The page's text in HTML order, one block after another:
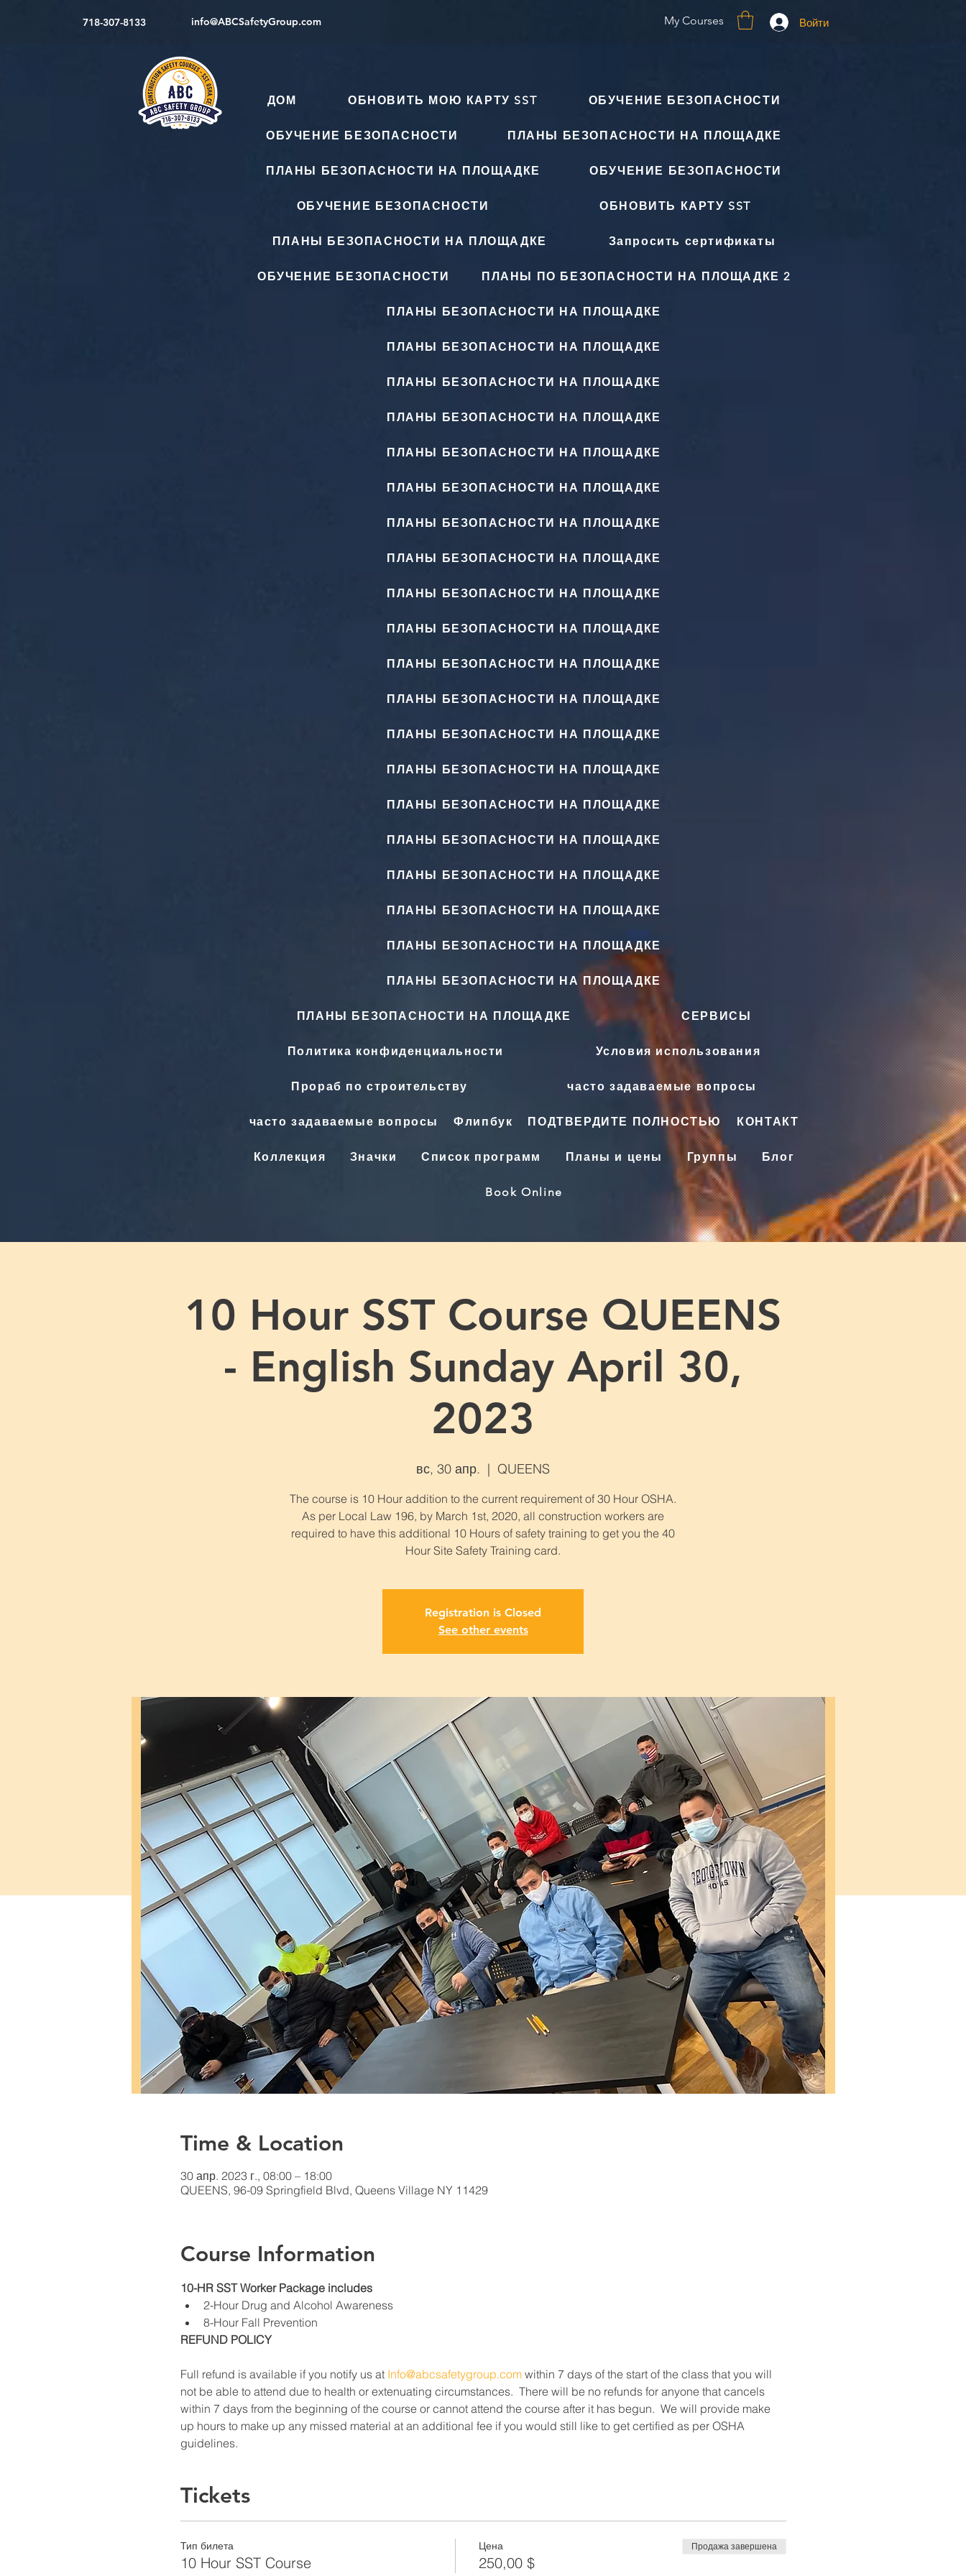
718-307-8133 info@ABCSafetyGroup.com My Courses Войти
ДОМ ОБНОВИТЬ МОЮ КАРТУ SST ОБУЧЕНИЕ БЕЗОПАСНОСТИ
ОБУЧЕНИЕ БЕЗОПАСНОСТИ ПЛАНЫ БЕЗОПАСНОСТИ НА ПЛОЩАДКЕ
ПЛАНЫ БЕЗОПАСНОСТИ НА ПЛОЩАДКЕ ОБУЧЕНИЕ БЕЗОПАСНОСТИ
ОБУЧЕНИЕ БЕЗОПАСНОСТИ ОБНОВИТЬ КАРТУ SST
ПЛАНЫ БЕЗОПАСНОСТИ НА ПЛОЩАДКЕ Запросить сертификаты
ОБУЧЕНИЕ БЕЗОПАСНОСТИ ПЛАНЫ ПО БЕЗОПАСНОСТИ НА ПЛОЩАДКЕ 2
ПЛАНЫ БЕЗОПАСНОСТИ НА ПЛОЩАДКЕ
ПЛАНЫ БЕЗОПАСНОСТИ НА ПЛОЩАДКЕ
ПЛАНЫ БЕЗОПАСНОСТИ НА ПЛОЩАДКЕ
ПЛАНЫ БЕЗОПАСНОСТИ НА ПЛОЩАДКЕ
ПЛАНЫ БЕЗОПАСНОСТИ НА ПЛОЩАДКЕ
ПЛАНЫ БЕЗОПАСНОСТИ НА ПЛОЩАДКЕ
ПЛАНЫ БЕЗОПАСНОСТИ НА ПЛОЩАДКЕ
ПЛАНЫ БЕЗОПАСНОСТИ НА ПЛОЩАДКЕ
ПЛАНЫ БЕЗОПАСНОСТИ НА ПЛОЩАДКЕ
ПЛАНЫ БЕЗОПАСНОСТИ НА ПЛОЩАДКЕ
ПЛАНЫ БЕЗОПАСНОСТИ НА ПЛОЩАДКЕ
ПЛАНЫ БЕЗОПАСНОСТИ НА ПЛОЩАДКЕ
ПЛАНЫ БЕЗОПАСНОСТИ НА ПЛОЩАДКЕ
ПЛАНЫ БЕЗОПАСНОСТИ НА ПЛОЩАДКЕ
ПЛАНЫ БЕЗОПАСНОСТИ НА ПЛОЩАДКЕ
ПЛАНЫ БЕЗОПАСНОСТИ НА ПЛОЩАДКЕ
ПЛАНЫ БЕЗОПАСНОСТИ НА ПЛОЩАДКЕ
ПЛАНЫ БЕЗОПАСНОСТИ НА ПЛОЩАДКЕ
ПЛАНЫ БЕЗОПАСНОСТИ НА ПЛОЩАДКЕ
ПЛАНЫ БЕЗОПАСНОСТИ НА ПЛОЩАДКЕ
ПЛАНЫ БЕЗОПАСНОСТИ НА ПЛОЩАДКЕ СЕРВИСЫ
Политика конфиденциальности Условия использования
Прораб по строительству часто задаваемые вопросы
часто задаваемые вопросы Флипбук ПОДТВЕРДИТЕ ПОЛНОСТЬЮ КОНТАКТ
Коллекция Значки Список программ Планы и цены Группы Блог
Book Online
10 Hour SST Course QUEENS
- English Sunday April 30,
2023
вс, 30 апр.
  |
QUEENS
The course is 10 Hour addition to the current requirement of 30 Hour OSHA.
As per Local Law 196, by March 1st, 2020, all construction workers are
required to have this additional 10 Hours of safety training to get you the 40
Hour Site Safety Training card.
Registration is Closed
See other events
Time & Location
30 апр. 2023 г., 08:00 – 18:00
QUEENS, 96-09 Springfield Blvd, Queens Village NY 11429
Course Information
10-HR SST Worker Package includes
2-Hour Drug and Alcohol Awareness
8-Hour Fall Prevention
REFUND POLICY
Full refund is available if you notify us at Info@abcsafetygroup.com within 7 days of the start of the class that you will
not be able to attend due to health or extenuating circumstances.  There will be no refunds for anyone that cancels
within 7 days from the beginning of the course or cannot attend the course after it has begun.  We will provide make
up hours to make up any missed material at an additional fee if you would still like to get certified as per OSHA
guidelines.
Tickets
Тип билета
10 Hour SST Course
Цена
250,00 $
Продажа завершена